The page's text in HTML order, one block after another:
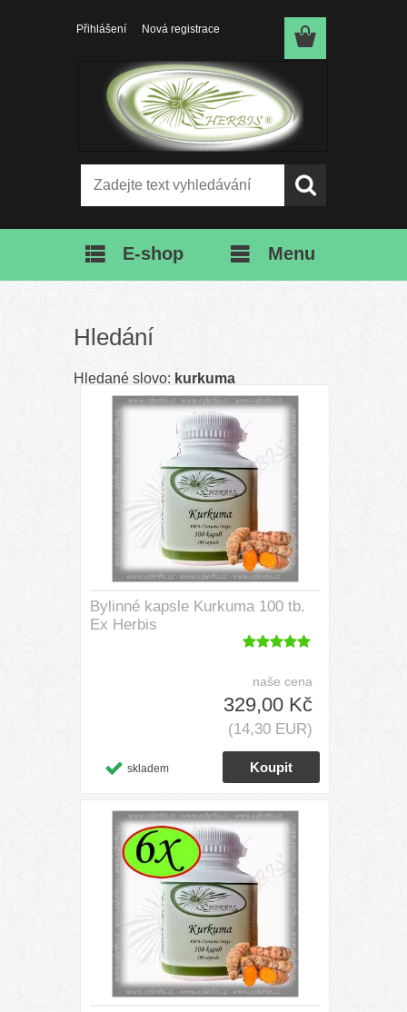
Přihlášení Nová registrace
E-shop Menu
Hledání
Hledané slovo: kurkuma
Bylinné kapsle Kurkuma 100 tb.
Ex Herbis
naše cena
329,00 Kč
(14,30 EUR)
skladem